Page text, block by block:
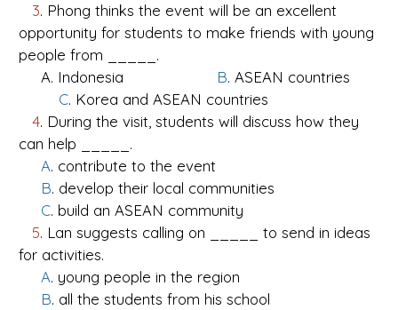
3. Phong thinks the event will be an excellent
opportunity for students to make friends with young
people from _____.
A. Indonesia B. ASEAN countries
C. Korea and ASEAN countries
4. During the visit, students will discuss how they
can help _____.
A. contribute to the event
B. develop their local communities
C. build an ASEAN community
5. Lan suggests calling on _____ to send in ideas
for activities.
A. young people in the region
B. all the students from his school